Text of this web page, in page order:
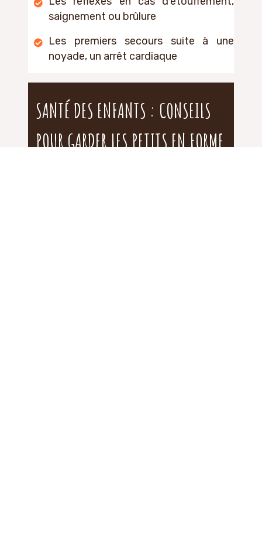
saignement ou brûlure
Les premiers secours suite à une
noyade, un arrêt cardiaque
SANTÉ DES ENFANTS : CONSEILS
POUR GARDER LES PETITS EN FORME